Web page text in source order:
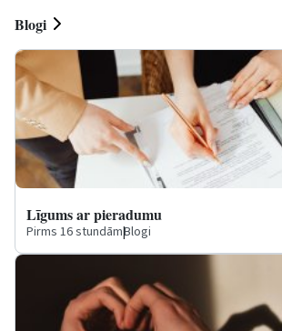
Blogi
Līgums ar pieradumu
Pirms 16 stundām|Blogi